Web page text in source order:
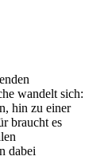
wandelt sich:
hin zu einer
braucht es
dabei